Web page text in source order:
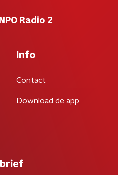
Radio 2
Info
Contact
Download de app